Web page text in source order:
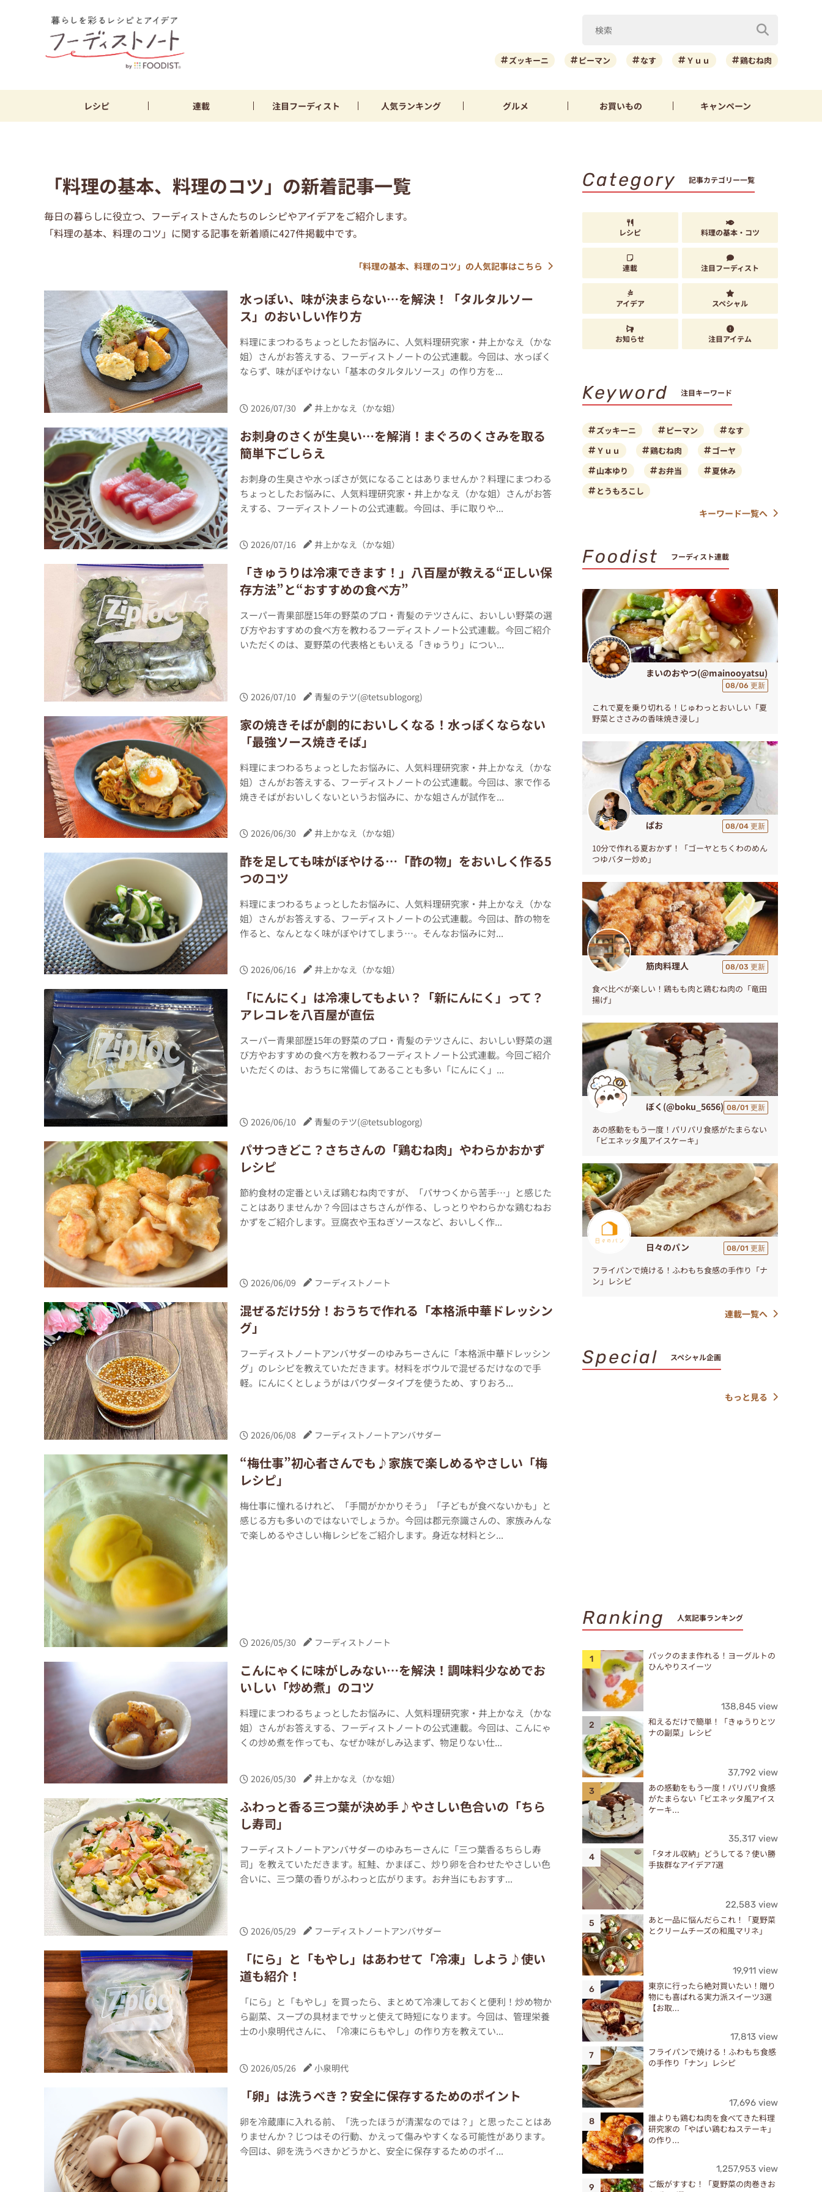
ズッキーニ ピーマン なす Ｙｕｕ 鶏むね肉
レシピ 連載 注目フーディスト 人気ランキング グルメ お買いもの キャンペーン
「料理の基本、料理のコツ」の新着記事一覧
毎日の暮らしに役立つ、フーディストさんたちのレシピやアイデアをご紹介します。
「料理の基本、料理のコツ」に関する記事を新着順に427件掲載中です。
「料理の基本、料理のコツ」の人気記事はこちら
水っぽい、味が決まらない…を解決！「タルタルソー
ス」のおいしい作り方
料理にまつわるちょっとしたお悩みに、人気料理研究家・井上かなえ（かな
姐）さんがお答えする、フーディストノートの公式連載。今回は、水っぽく
ならず、味がぼやけない「基本のタルタルソース」の作り方を...
2026/07/30 井上かなえ（かな姐）
お刺身のさくが生臭い…を解消！まぐろのくさみを取る
簡単下ごしらえ
お刺身の生臭さや水っぽさが気になることはありませんか？料理にまつわる
ちょっとしたお悩みに、人気料理研究家・井上かなえ（かな姐）さんがお答
えする、フーディストノートの公式連載。今回は、手に取りや...
2026/07/16 井上かなえ（かな姐）
「きゅうりは冷凍できます！」八百屋が教える“正しい保
存方法”と“おすすめの食べ方”
スーパー青果部歴15年の野菜のプロ・青髪のテツさんに、おいしい野菜の選
び方やおすすめの食べ方を教わるフーディストノート公式連載。今回ご紹介
いただくのは、夏野菜の代表格ともいえる「きゅうり」につい...
2026/07/10 青髪のテツ(@tetsublogorg)
家の焼きそばが劇的においしくなる！水っぽくならない
「最強ソース焼きそば」
料理にまつわるちょっとしたお悩みに、人気料理研究家・井上かなえ（かな
姐）さんがお答えする、フーディストノートの公式連載。今回は、家で作る
焼きそばがおいしくないというお悩みに、かな姐さんが試作を...
2026/06/30 井上かなえ（かな姐）
酢を足しても味がぼやける…「酢の物」をおいしく作る5
つのコツ
料理にまつわるちょっとしたお悩みに、人気料理研究家・井上かなえ（かな
姐）さんがお答えする、フーディストノートの公式連載。今回は、酢の物を
作ると、なんとなく味がぼやけてしまう…。そんなお悩みに対...
2026/06/16 井上かなえ（かな姐）
「にんにく」は冷凍してもよい？「新にんにく」って？
アレコレを八百屋が直伝
スーパー青果部歴15年の野菜のプロ・青髪のテツさんに、おいしい野菜の選
び方やおすすめの食べ方を教わるフーディストノート公式連載。今回ご紹介
いただくのは、おうちに常備してあることも多い「にんにく」...
2026/06/10 青髪のテツ(@tetsublogorg)
パサつきどこ？さちさんの「鶏むね肉」やわらかおかず
レシピ
節約食材の定番といえば鶏むね肉ですが、「パサつくから苦手…」と感じた
ことはありませんか？今回はさちさんが作る、しっとりやわらかな鶏むねお
かずをご紹介します。豆腐衣や玉ねぎソースなど、おいしく作...
2026/06/09 フーディストノート
混ぜるだけ5分！おうちで作れる「本格派中華ドレッシン
グ」
フーディストノートアンバサダーのゆみちーさんに「本格派中華ドレッシン
グ」のレシピを教えていただきます。材料をボウルで混ぜるだけなので手
軽。にんにくとしょうがはパウダータイプを使うため、すりおろ...
2026/06/08 フーディストノートアンバサダー
“梅仕事”初心者さんでも♪家族で楽しめるやさしい「梅
レシピ」
梅仕事に憧れるけれど、「手間がかかりそう」「子どもが食べないかも」と
感じる方も多いのではないでしょうか。今回は郡元奈識さんの、家族みんな
で楽しめるやさしい梅レシピをご紹介します。身近な材料とシ...
2026/05/30 フーディストノート
こんにゃくに味がしみない…を解決！調味料少なめでお
いしい「炒め煮」のコツ
料理にまつわるちょっとしたお悩みに、人気料理研究家・井上かなえ（かな
姐）さんがお答えする、フーディストノートの公式連載。今回は、こんにゃ
くの炒め煮を作っても、なぜか味がしみ込まず、物足りない仕...
2026/05/30 井上かなえ（かな姐）
ふわっと香る三つ葉が決め手♪やさしい色合いの「ちら
し寿司」
フーディストノートアンバサダーのゆみちーさんに「三つ葉香るちらし寿
司」を教えていただきます。紅鮭、かまぼこ、炒り卵を合わせたやさしい色
合いに、三つ葉の香りがふわっと広がります。お弁当にもおすす...
2026/05/29 フーディストノートアンバサダー
「にら」と「もやし」はあわせて「冷凍」しよう♪使い
道も紹介！
「にら」と「もやし」を買ったら、まとめて冷凍しておくと便利！炒め物か
ら副菜、スープの具材までサッと使えて時短になります。今回は、管理栄養
士の小泉明代さんに、「冷凍にらもやし」の作り方を教えてい...
2026/05/26 小泉明代
「卵」は洗うべき？安全に保存するためのポイント
卵を冷蔵庫に入れる前、「洗ったほうが清潔なのでは？」と思ったことはあ
りませんか？じつはその行動、かえって傷みやすくなる可能性があります。
今回は、卵を洗うべきかどうかと、安全に保存するためのポイ...
Category 記事カテゴリー一覧
レシピ 料理の基本・コツ
連載 注目フーディスト
アイデア スペシャル
お知らせ 注目アイテム
Keyword 注目キーワード
ズッキーニ ピーマン
なす
Ｙｕｕ
鶏むね肉
ゴーヤ
山本ゆり
お弁当
夏休み
とうもろこし
キーワード一覧へ
Foodist フーディスト連載
まいのおやつ(@mainooyatsu)
08/06 更新
これで夏を乗り切れる！じゅわっとおいしい「夏
野菜とささみの香味焼き浸し」
ぱお 08/04 更新
10分で作れる夏おかず！「ゴーヤとちくわのめん
つゆバター炒め」
筋肉料理人 08/03 更新
食べ比べが楽しい！鶏もも肉と鶏むね肉の「竜田
揚げ」
ぼく(@boku_5656) 08/01 更新
あの感動をもう一度！パリパリ食感がたまらない
「ビエネッタ風アイスケーキ」
日々のパン 08/01 更新
フライパンで焼ける！ふわもち食感の手作り「ナ
ン」レシピ
連載一覧へ
Special スペシャル企画
もっと見る
Ranking 人気記事ランキング
パックのまま作れる！ヨーグルトの
ひんやりスイーツ
138,845 view
和えるだけで簡単！「きゅうりとツ
ナの副菜」レシピ
37,792 view
あの感動をもう一度！パリパリ食感
がたまらない「ビエネッタ風アイス
ケーキ...
35,317 view
「タオル収納」どうしてる？使い勝
手抜群なアイデア7選
22,583 view
あと一品に悩んだらこれ！「夏野菜
とクリームチーズの和風マリネ」
19,911 view
東京に行ったら絶対買いたい！贈り
物にも喜ばれる実力派スイーツ3選
【お取...
17,813 view
フライパンで焼ける！ふわもち食感
の手作り「ナン」レシピ
17,696 view
誰よりも鶏むね肉を食べてきた料理
研究家の「やばい鶏むねステーキ」
の作り...
1,257,953 view
ご飯がすすむ！「夏野菜の肉巻きお